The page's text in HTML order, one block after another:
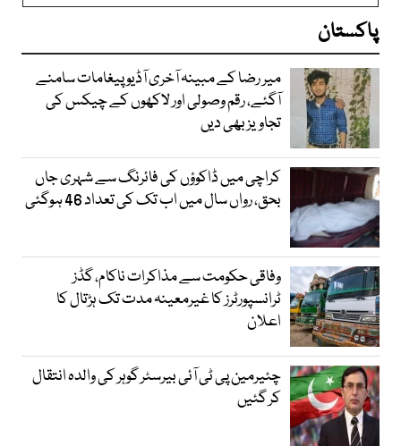
پاکستان
میر رضا کے مبینہ آخری آڈیو پیغامات سامنے
آگئے، رقم وصولی اور لاکھوں کے چیکس کی
تجاویز بھی دیں
کراچی میں ڈاکوؤں کی فائرنگ سے شہری جاں
بحق، رواں سال میں اب تک کی تعداد 46 ہوگئی
وفاقی حکومت سے مذاکرات ناکام، گڈز
ٹرانسپورٹرز کا غیرمعینہ مدت تک ہڑتال کا
اعلان
چئیرمین پی ٹی آئی بیرسٹر گوہر کی والدہ انتقال
کر گئیں